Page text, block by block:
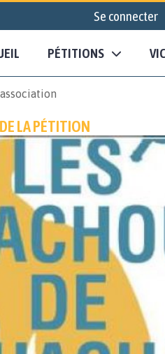
Se connecter
PÉTITIONS
LA PÉTITION